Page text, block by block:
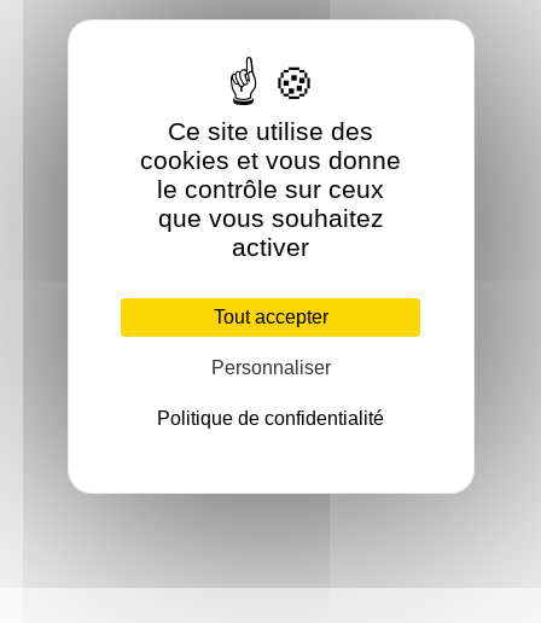
Ce site utilise des
cookies et vous donne
le contrôle sur ceux
que vous souhaitez
activer
Tout accepter
Personnaliser
Politique de confidentialité